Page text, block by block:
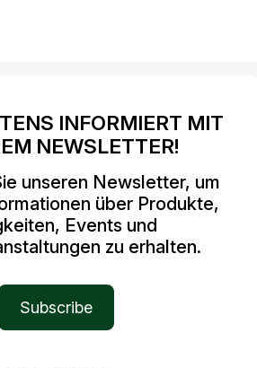
INFORMIERT MIT
NEWSLETTER!
unseren Newsletter, um
über Produkte,
Events und
zu erhalten.
Subscribe